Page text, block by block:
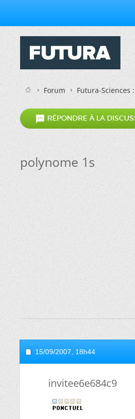
Forum Futura-Sciences
 RÉPONDRE À LA
polynome 1s
15/09/2007, 18h44
invitee6e684c9